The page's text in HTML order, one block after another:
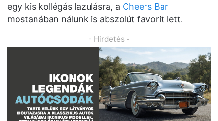
egy kis kollégás lazulásra, a Cheers Bar
mostanában nálunk is abszolút favorit lett.
- Hirdetés -